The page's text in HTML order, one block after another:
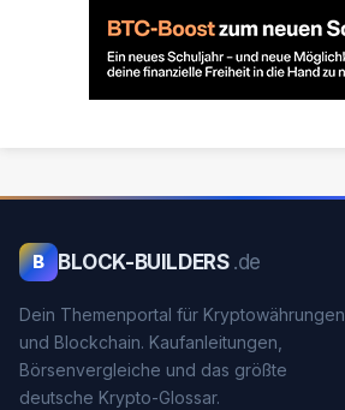
B BLOCK-BUILDERS .de
Dein Themenportal für Kryptowährungen
und Blockchain. Kaufanleitungen,
Börsenvergleiche und das größte
deutsche Krypto-Glossar.